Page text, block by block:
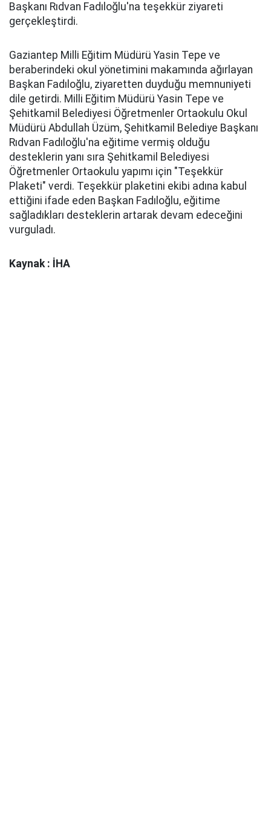
Başkanı Rıdvan Fadıloğlu'na teşekkür ziyareti
gerçekleştirdi.
Gaziantep Milli Eğitim Müdürü Yasin Tepe ve
beraberindeki okul yönetimini makamında ağırlayan
Başkan Fadıloğlu, ziyaretten duyduğu memnuniyeti
dile getirdi. Milli Eğitim Müdürü Yasin Tepe ve
Şehitkamil Belediyesi Öğretmenler Ortaokulu Okul
Müdürü Abdullah Üzüm, Şehitkamil Belediye Başkanı
Rıdvan Fadıloğlu'na eğitime vermiş olduğu
desteklerin yanı sıra Şehitkamil Belediyesi
Öğretmenler Ortaokulu yapımı için "Teşekkür
Plaketi" verdi. Teşekkür plaketini ekibi adına kabul
ettiğini ifade eden Başkan Fadıloğlu, eğitime
sağladıkları desteklerin artarak devam edeceğini
vurguladı.
Kaynak : İHA